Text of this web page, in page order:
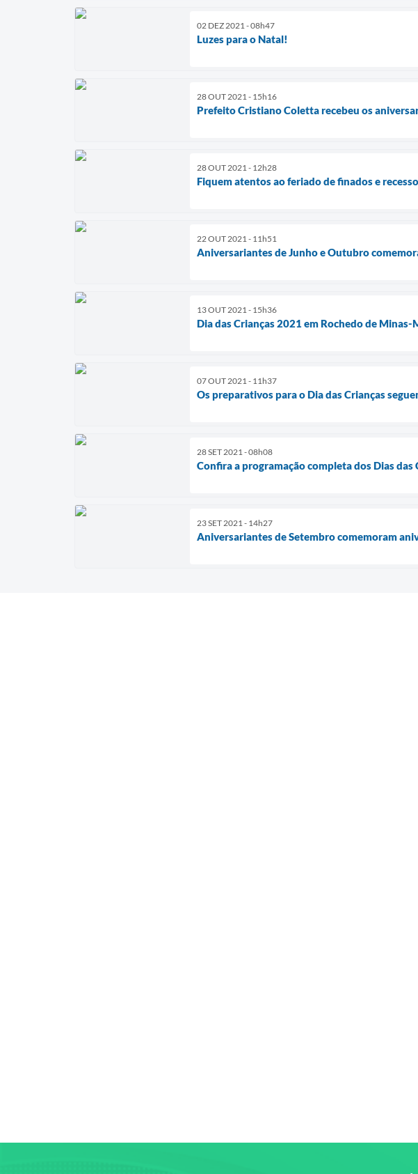
02 DEZ 2021 - 08h47
Luzes para o Natal!
28 OUT 2021 - 15h16
Prefeito Cristiano Coletta recebeu os
28 OUT 2021 - 12h28
Fiquem atentos ao feriado de finados e
22 OUT 2021 - 11h51
Aniversariantes de Junho e Outubro
13 OUT 2021 - 15h36
Dia das Crianças 2021 em Rochedo de Minas-
07 OUT 2021 - 11h37
Os preparativos para o Dia das Crianças
28 SET 2021 - 08h08
Confira a programação completa dos Dias
23 SET 2021 - 14h27
Aniversariantes de Setembro comemoram